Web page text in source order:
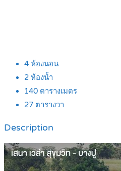
4 ห้องนอน
2 ห้องน้ำ
140 ตารางเมตร
27 ตารางวา
Description